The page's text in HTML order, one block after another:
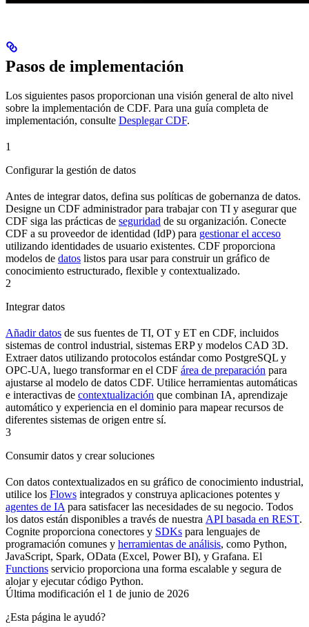
Pasos de implementación
Los siguientes pasos proporcionan una visión general de alto nivel
sobre la implementación de CDF. Para una guía completa de
implementación, consulte Desplegar CDF.
1
Configurar la gestión de datos
Antes de integrar datos, defina sus políticas de gobernanza de datos.
Designe un CDF administradorpara trabajar con TI y asegurar que
CDF siga las prácticas de seguridad de su organización. Conecte
CDF a su proveedor de identidad (IdP) para gestionar el acceso
utilizando identidades de usuario existentes. CDF proporciona
modelos de datos listos para usar para construir un gráfico de
conocimiento estructurado, flexible y contextualizado.
2
Integrar datos
Añadir datos de sus fuentes de TI, OT y ET en CDF, incluidos
sistemas de control industrial, sistemas ERP y modelos CAD 3D.
Extraerdatos utilizando protocolos estándar como PostgreSQL y
OPC-UA, luego transformaren el CDF área de preparación para
ajustarse al modelo de datos CDF. Utilice herramientas automáticas
e interactivas de contextualización que combinan IA, aprendizaje
automático y experiencia en el dominio para mapear recursos de
diferentes sistemas de origen entre sí.
3
Consumir datos y crear soluciones
Con datos contextualizados en su gráfico de conocimiento industrial,
utilice los Flows integrados y construya aplicaciones potentes y
agentes de IA para satisfacer las necesidades de su negocio. Todos
los datos están disponibles a través de nuestra API basada en REST.
Cognite proporciona conectores y SDKs para lenguajes de
programación comunes y herramientas de análisis, como Python,
JavaScript, Spark, OData (Excel, Power BI), y Grafana. El
Functions servicio proporciona una forma escalable y segura de
alojar y ejecutar código Python.
Última modificación el 1 de junio de 2026
¿Esta página le ayudó?